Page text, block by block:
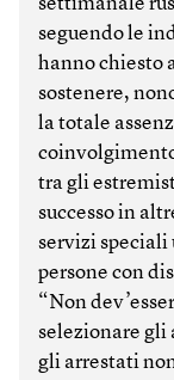
seguendo le
hanno chiesto
sostenere,
la totale
tra gli
successo in
servizi speciali
persone con
“Non
selezionare gli
gli arrestati